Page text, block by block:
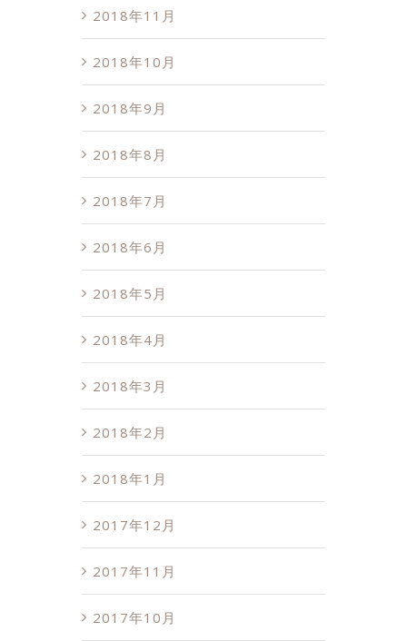
2018年11月
2018年10月
2018年9月
2018年8月
2018年7月
2018年6月
2018年5月
2018年4月
2018年3月
2018年2月
2018年1月
2017年12月
2017年11月
2017年10月